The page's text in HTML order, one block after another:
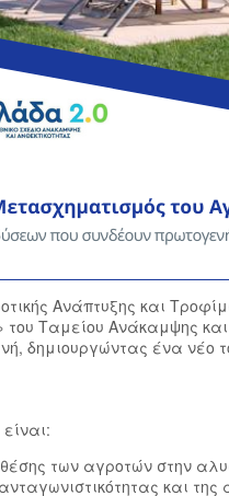
Ανάπτυξης και
του Ταμείου Ανάκαμψης
δημιουργώντας ένα νέο
των αγροτών στην
και